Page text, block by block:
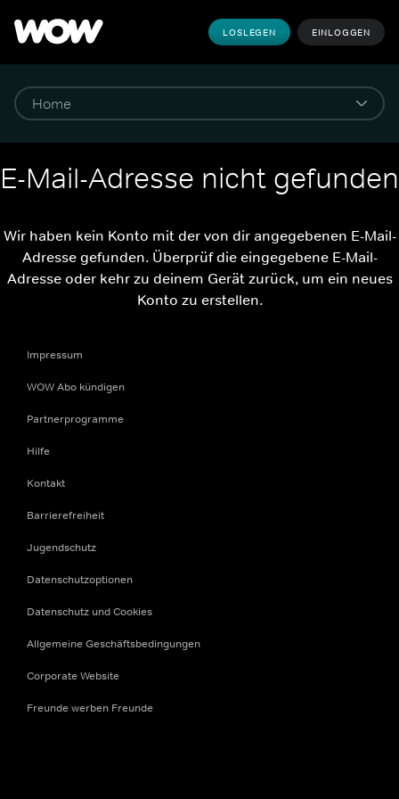
LOSLEGEN EINLOGGEN
E-Mail-Adresse nicht gefunden
Wir haben kein Konto mit der von dir angegebenen E-Mail-
Adresse gefunden. Überprüf die eingegebene E-Mail-
Adresse oder kehr zu deinem Gerät zurück, um ein neues
Konto zu erstellen.
Impressum
WOW Abo kündigen
Partnerprogramme
Hilfe
Kontakt
Barrierefreiheit
Jugendschutz
Datenschutzoptionen
Datenschutz und Cookies
Allgemeine Geschäftsbedingungen
Corporate Website
Freunde werben Freunde